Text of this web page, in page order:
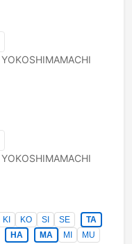
YOKOSHIMAMACHI
YOKOSHIMAMACHI
KI KO SI SE
TA
HA MA MI
MU